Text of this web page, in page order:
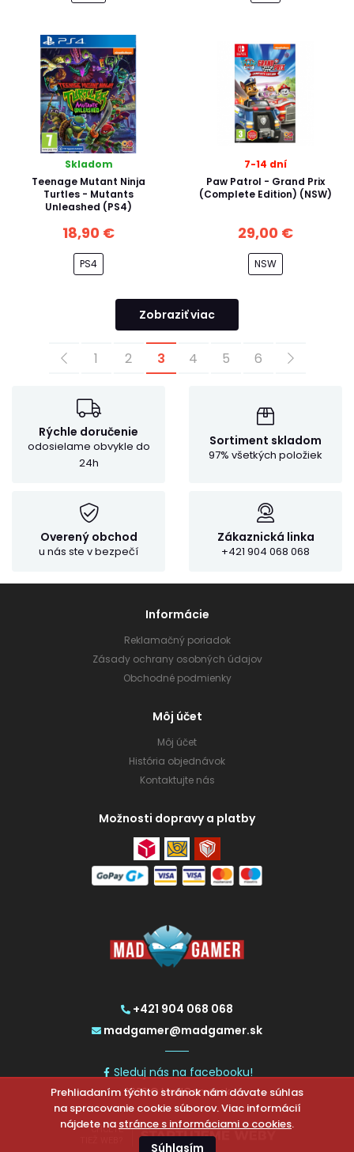
Skladom
Teenage Mutant Ninja
Turtles - Mutants
Unleashed (PS4)
18,90 €
PS4
7-14 dní
Paw Patrol - Grand Prix
(Complete Edition) (NSW)
29,00 €
NSW
Zobraziť viac
1 2 3 4 5 6
Rýchle doručenie
odosielame obvykle do
24h
Sortiment skladom
97% všetkých položiek
Overený obchod
u nás ste v bezpečí
Zákaznická linka
+421 904 068 068
+421 904 068 068
madgamer@madgamer.sk
Sleduj nás na facebooku!
2026 © MadGamer.sk
Informácie
Reklamačný poriadok
Zásady ochrany osobných údajov
Obchodné podmienky
Môj účet
Môj účet
História objednávok
Kontaktujte nás
Možnosti dopravy a platby
CHCETE
Prehliadaním týchto stránok nám dávate súhlas
na spracovanie cookie súborov. Viac informácií
nájdete na stránce s informáciami o cookies.
Súhlasím